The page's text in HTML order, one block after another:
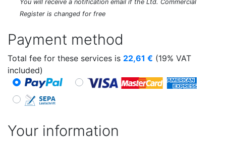
You will receive a notification email if the Ltd. Commercial
Register is changed for free
Payment method
Total fee for these services is 22,61 € (19% VAT
included)
Your information